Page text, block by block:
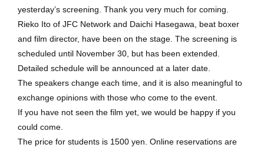
yesterday’s screening. Thank you very much for coming.
Rieko Ito of JFC Network and Daichi Hasegawa, beat boxer
and film director, have been on the stage. The screening is
scheduled until November 30, but has been extended.
Detailed schedule will be announced at a later date.
The speakers change each time, and it is also meaningful to
exchange opinions with those who come to the event.
If you have not seen the film yet, we would be happy if you
could come.
The price for students is 1500 yen. Online reservations are